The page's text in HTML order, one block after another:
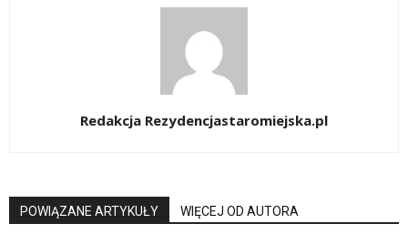
Redakcja Rezydencjastaromiejska.pl
POWIĄZANE ARTYKUŁY WIĘCEJ OD AUTORA